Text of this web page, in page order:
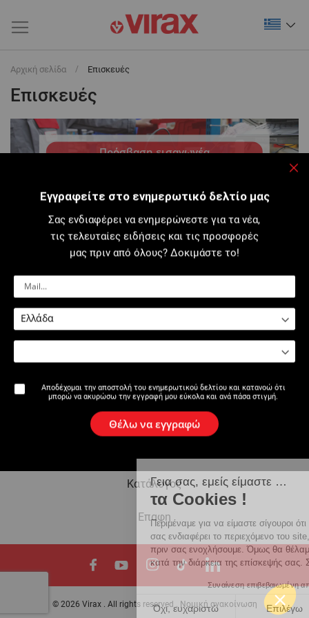
Αρχική σελίδα Επισκευές
Επισκευές
Πρόσβαση εισαγωγέα
Πρόσβαση στη διαδικασία διανομέα
ΔΙΑΔΙΚΑΣΊΑ ΔΙΑΝΟΜΈΑ
Βασικές χρεώσεις επισκευών
Η επωνυμία
Κατάλογος
Eπαφη
© 2026 Virax . All rights reserved . Νομική ανακοίνωση
Εγγραφείτε στο ενημερωτικό δελτίο μας
Σας ενδιαφέρει να ενημερώνεστε για τα νέα,
τις τελευταίες ειδήσεις και τις προσφορές
μας πριν από όλους? Δοκιμάστε το!
Αποδέχομαι την αποστολή του ενημερωτικού δελτίου και κατανοώ ότι
μπορώ να ακυρώσω την εγγραφή μου εύκολα και ανά πάσα στιγμή.
Θέλω να εγγραφώ
Γεια σας, εμείς είμαστε …
τα Cookies !
Περιμέναμε για να είμαστε σίγουροι ότι
σας ενδιαφέρει το περιεχόμενο του site,
πριν σας ενοχλήσουμε. Όμως θα θέλαμε να σας
κατά την διάρκεια της επίσκεψής σας. Συμφωνείτε ?
Συναίνεση επιβεβαιωμένη από
Όχι, ευχαριστώ Επιλέγω Ναι,